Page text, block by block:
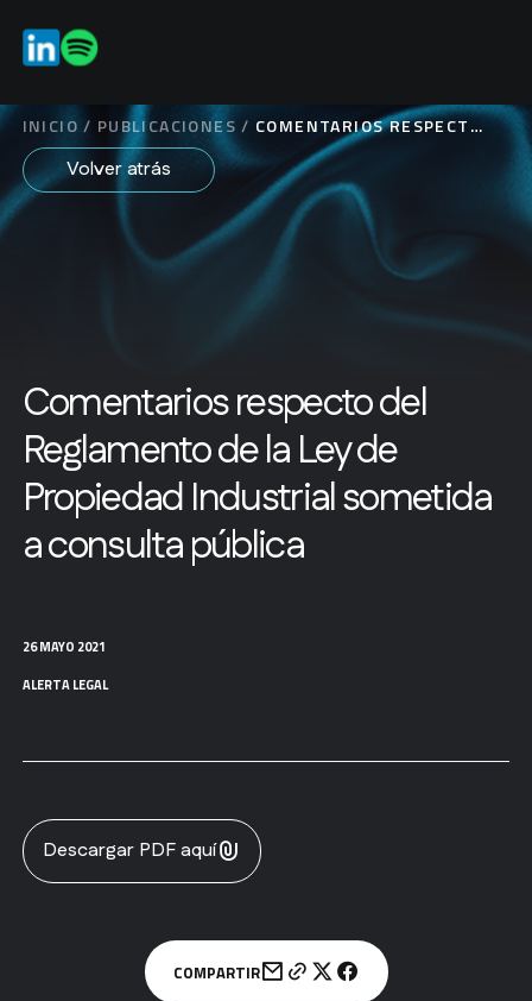
INICIO / PUBLICACIONES / COMENTARIOS RESPECTO
DEL REGLAMENTO DE LA
LEY DE PROPIEDAD
INDUSTRIAL SOMETIDA A
CONSULTA PÚBLICA
Volver atrás
Comentarios respecto del
Reglamento de la Ley de
Propiedad Industrial sometida
a consulta pública
26 MAYO 2021
ALERTA LEGAL
Descargar PDF aquí
COMPARTIR